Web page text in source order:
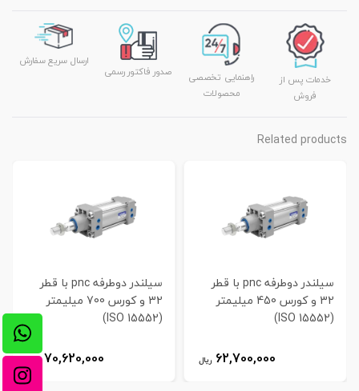
خدمات پس از
فروش
راهنمایی تخصصی
محصولات
صدور فاکتور رسمی
ارسال سریع سفارش
Related products
سیلندر دوطرفه pnc با قطر
32 و کورس 450 میلیمتر
(ISO 15552)
62,700,000 ریال
سیلندر دوطرفه pnc با قطر
32 و کورس 700 میلیمتر
(ISO 15552)
70,620,000 ریال